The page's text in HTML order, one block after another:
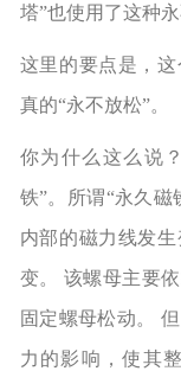
塔”也使用了这种
这里的要点是，
真的“永不放松”。
你为什么这么说
铁”。所谓“永久
内部的磁力线发
变。 该螺母主要
固定螺母松动。
力的影响，使其